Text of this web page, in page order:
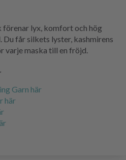
förenar lyx, komfort och hög
Du får silkets lyster, kashmirens
varje maska till en fröjd.
Garn här
här